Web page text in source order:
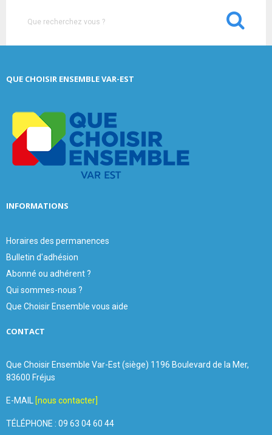
h
S
QUE CHOISIR ENSEMBLE VAR-EST
INFORMATIONS
Horaires des permanences
Bulletin d'adhésion
Abonné ou adhérent ?
Qui sommes-nous ?
Que Choisir Ensemble vous aide
CONTACT
Que Choisir Ensemble Var-Est (siège) 1196 Boulevard de la Mer,
83600 Fréjus
E-MAIL [nous contacter]
TÉLÉPHONE : 09 63 04 60 44